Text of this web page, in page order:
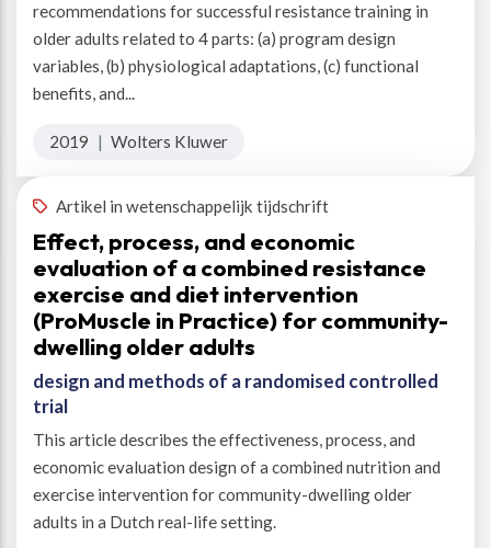
recommendations for successful resistance training in
older adults related to 4 parts: (a) program design
variables, (b) physiological adaptations, (c) functional
benefits, and...
2019 | Wolters Kluwer
Artikel in wetenschappelijk tijdschrift
Effect, process, and economic
evaluation of a combined resistance
exercise and diet intervention
(ProMuscle in Practice) for community-
dwelling older adults
design and methods of a randomised controlled
trial
This article describes the effectiveness, process, and
economic evaluation design of a combined nutrition and
exercise intervention for community-dwelling older
adults in a Dutch real-life setting.